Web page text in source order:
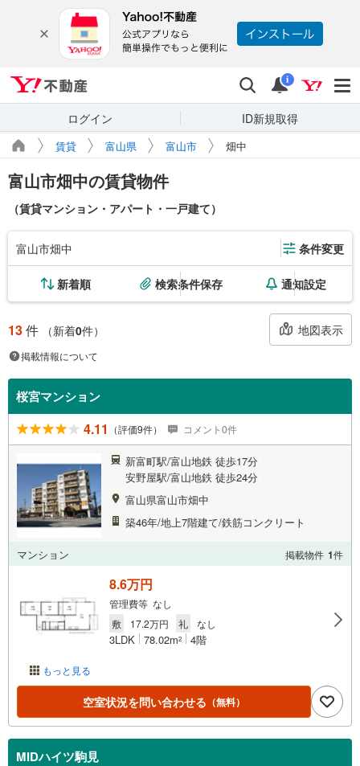
検索 通知
i
ログイン ID新規取得
賃貸 富山県 富山市 畑中
富山市畑中の賃貸物件
（賃貸マンション・アパート・一戸建て）
富山市畑中 条件変更
新着順 検索条件保存 通知設定
13件 （新着0件） 地図表示
掲載情報について
桜宮マンション
4.11 （評価9件） コメント0件
新富町駅/富山地鉄 徒歩17分
安野屋駅/富山地鉄 徒歩24分
富山県富山市畑中
築46年/地上7階建て/鉄筋コンクリート
マンション 掲載物件 1件
もっと見る
8.6万円
管理費等 なし
敷
17.2万円 礼 なし
3LDK 78.02m2 4階
空室状況を問い合わせる （無料）
MIDハイツ駒見